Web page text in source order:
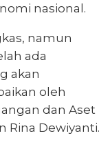
nasional.
namun
ada
akan
oleh
dan Aset
Rina Dewiyanti.